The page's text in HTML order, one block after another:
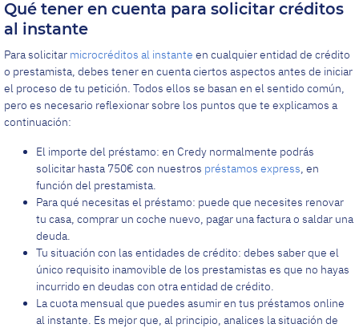
Qué tener en cuenta para solicitar créditos
al instante
Para solicitar microcréditos al instante en cualquier entidad de crédito
o prestamista, debes tener en cuenta ciertos aspectos antes de iniciar
el proceso de tu petición. Todos ellos se basan en el sentido común,
pero es necesario reflexionar sobre los puntos que te explicamos a
continuación:
El importe del préstamo: en Credy normalmente podrás
solicitar hasta 750€ con nuestros préstamos express, en
función del prestamista.
Para qué necesitas el préstamo: puede que necesites renovar
tu casa, comprar un coche nuevo, pagar una factura o saldar una
deuda.
Tu situación con las entidades de crédito: debes saber que el
único requisito inamovible de los prestamistas es que no hayas
incurrido en deudas con otra entidad de crédito.
La cuota mensual que puedes asumir en tus préstamos online
al instante. Es mejor que, al principio, analices la situación de